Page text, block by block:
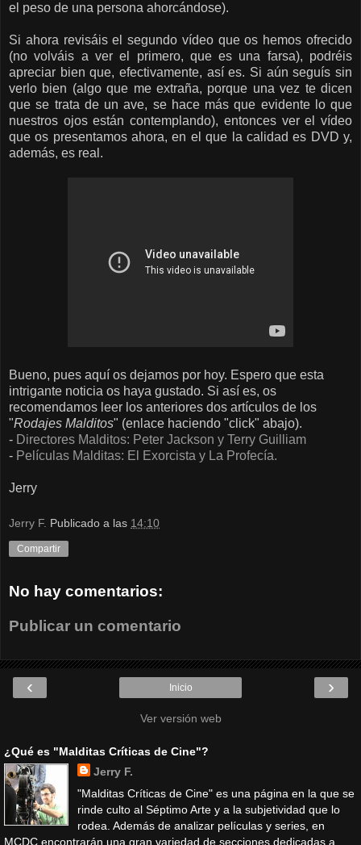
el peso de una persona ahorcándose).
Si ahora revisáis el segundo vídeo que os hemos ofrecido
(no volváis a ver el primero, que es una farsa), podréis
apreciar bien que, efectivamente, así es. Si aún seguís sin
verlo bien (algo que me extraña, porque una vez te dicen
que se trata de un ave, se hace más que evidente lo que
nuestros ojos están contemplando), entonces ver el vídeo
que os presentamos ahora, en el que la calidad es DVD y,
además, es real.
Bueno, pues aquí os dejamos por hoy. Espero que esta
intrigante noticia os haya gustado. Si así es, os
recomendamos leer los anteriores dos artículos de los
"Rodajes Malditos" (enlace haciendo "click" abajo).
- Directores Malditos: Peter Jackson y Terry Guilliam
- Películas Malditas: El Exorcista y La Profecía.
Jerry
Jerry F. Publicado a las 14:10
Compartir
No hay comentarios:
Publicar un comentario
‹ ›
Inicio
Ver versión web
¿Qué es "Malditas Críticas de Cine"?
Jerry F.
"Malditas Críticas de Cine" es una página en la que se
rinde culto al Séptimo Arte y a la subjetividad que lo
rodea. Además de analizar películas y series, en
MCDC encontrarán una gran variedad de secciones dedicadas a